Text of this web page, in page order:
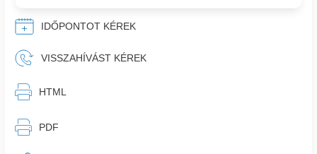
IDŐPONTOT KÉREK
VISSZAHÍVÁST KÉREK
⎙︁ HTML
⎙︁ PDF